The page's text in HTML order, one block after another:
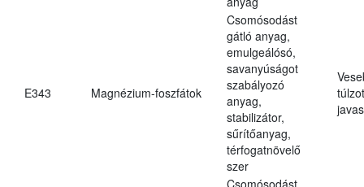
E343 Magnézium-foszfátok
Csomósodást
gátló anyag,
emulgeálósó,
savanyúságot
szabályozó
anyag,
stabilizátor,
sűrítőanyag,
térfogatnövelő
szer
Csomósodást